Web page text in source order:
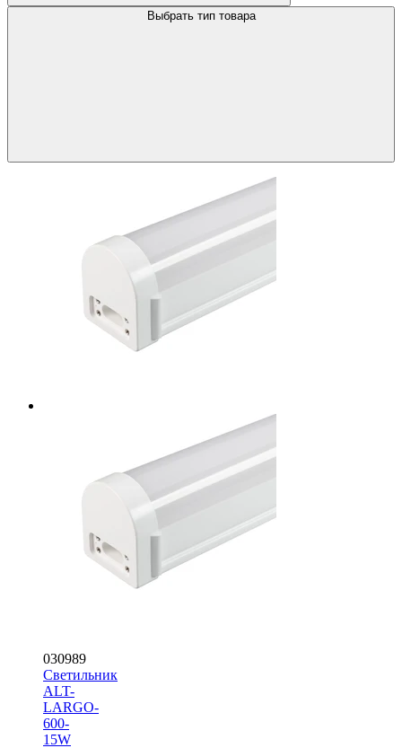
Выбрать тип товара
030989
Светильник
ALT-
LARGO-
600-
15W